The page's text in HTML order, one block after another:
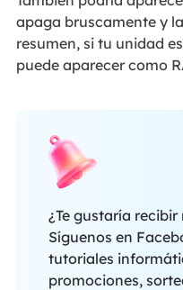
apaga bruscamente y
resumen, si tu unidad
puede aparecer como
¿Te gustaría
Síguenos en
tutoriales
promociones,